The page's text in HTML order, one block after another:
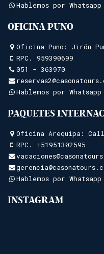
Hablemos por Whatsapp
OFICINA PUNO
Oficina Puno: Jirón
RPC. 959390699
051 - 363970
Hablemos por Whatsapp
PAQUETES
Oficina Arequipa:
RPC. +51951302595
Hablemos por Whatsapp
INSTAGRAM